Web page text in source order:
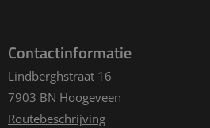
Contactinformatie
Lindberghstraat 16
7903 BN Hoogeveen
Routebeschrijving